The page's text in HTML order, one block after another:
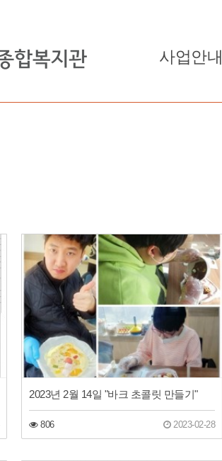
사업안내
2023년 2월 14일 "바크 초콜릿 만들기"
806 2023-02-28